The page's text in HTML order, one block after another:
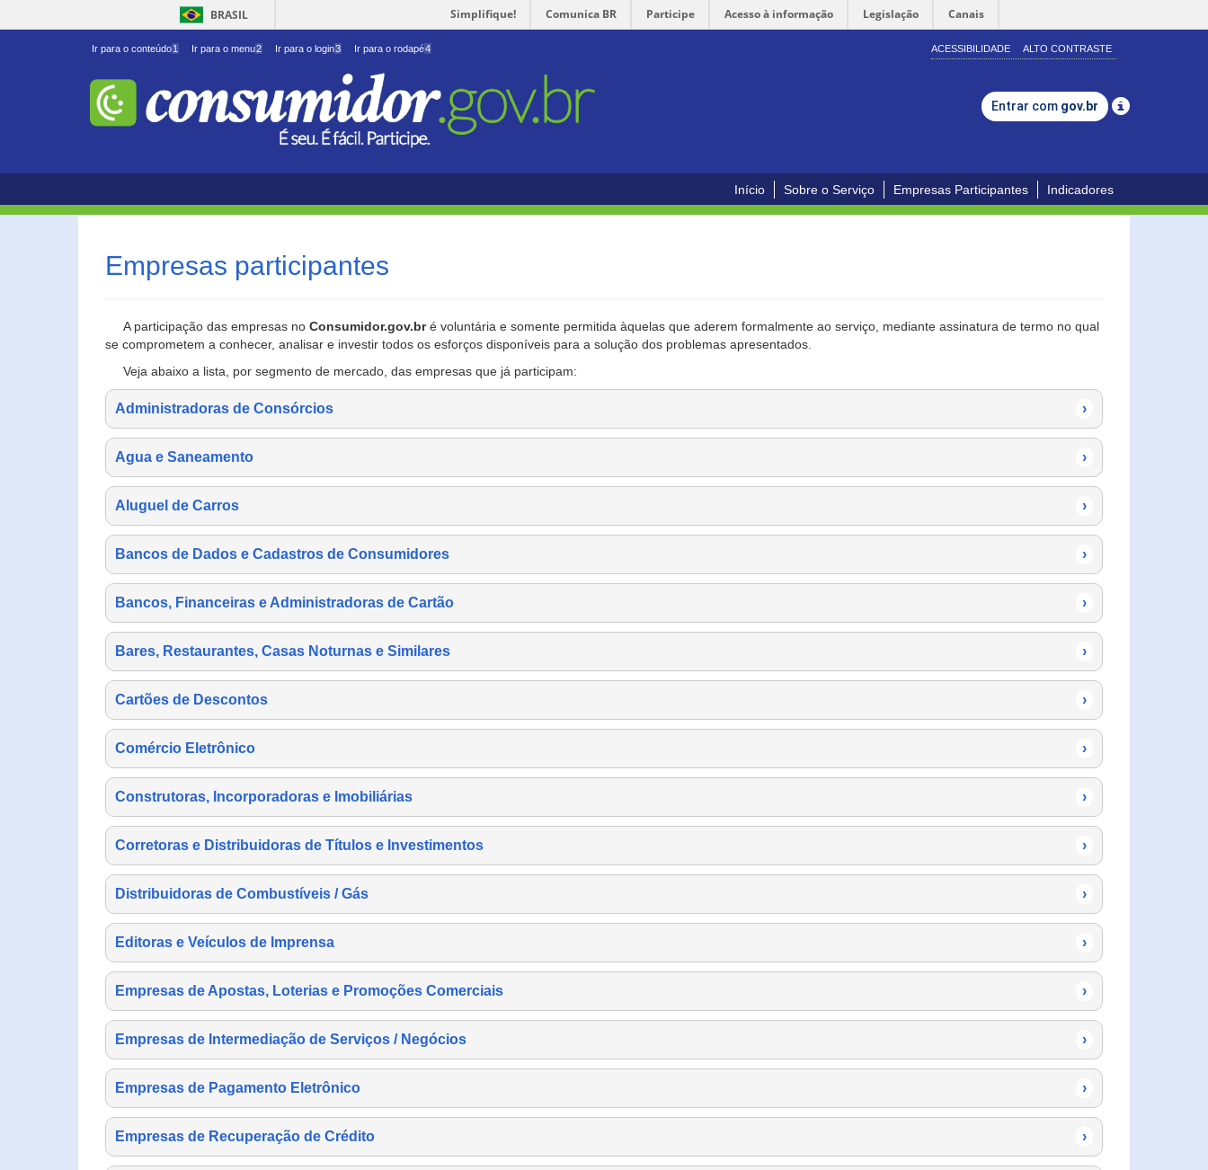
BRASIL Simplifique! Comunica BR Participe Acesso à informação Legislação Canais
Ir para o conteúdo1 Ir para o menu2 Ir para o login3 Ir para o rodapé4 ACESSIBILIDADE ALTO CONTRASTE
Entrar com gov.br
Início Sobre o Serviço Empresas Participantes Indicadores
Empresas participantes
A participação das empresas no Consumidor.gov.bré voluntária e somente permitida àquelas que aderem formalmente ao serviço, mediante assinatura de termo no qual
se comprometem a conhecer, analisar e investir todos os esforços disponíveis para a solução dos problemas apresentados.
Veja abaixo a lista, por segmento de mercado, das empresas que já participam:
Administradoras de Consórcios ›
Agua e Saneamento ›
Aluguel de Carros ›
Bancos de Dados e Cadastros de Consumidores ›
Bancos, Financeiras e Administradoras de Cartão ›
Bares, Restaurantes, Casas Noturnas e Similares ›
Cartões de Descontos ›
Comércio Eletrônico ›
Construtoras, Incorporadoras e Imobiliárias ›
Corretoras e Distribuidoras de Títulos e Investimentos ›
Distribuidoras de Combustíveis / Gás ›
Editoras e Veículos de Imprensa ›
Empresas de Apostas, Loterias e Promoções Comerciais ›
Empresas de Intermediação de Serviços / Negócios ›
Empresas de Pagamento Eletrônico ›
Empresas de Recuperação de Crédito ›